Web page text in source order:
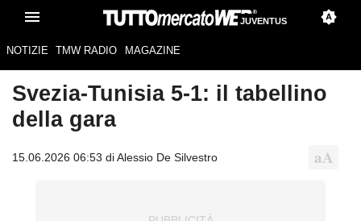
JUVENTUS
NOTIZIE TMW RADIO MAGAZINE
Svezia-Tunisia 5-1: il tabellino
della gara
15.06.2026 06:53 di Alessio De Silvestro